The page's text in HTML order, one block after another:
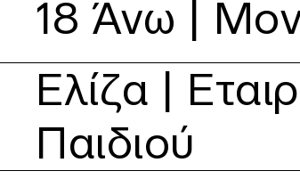
18 Άνω |
Eλίζα |
Παιδιού
Δείτε περισσότερα για Eλίζα | Εταιρία